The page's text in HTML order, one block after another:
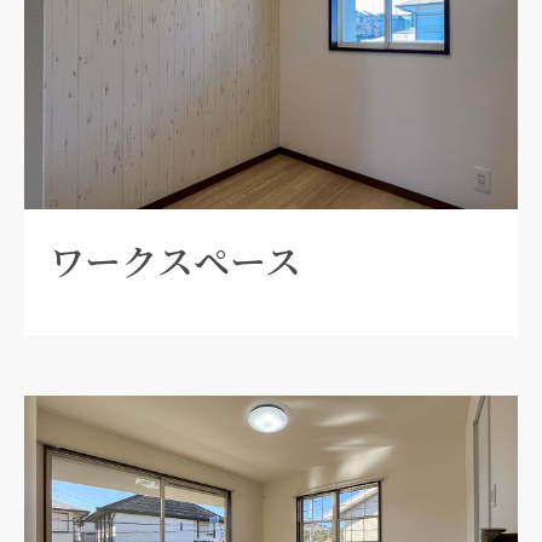
ワークスペース